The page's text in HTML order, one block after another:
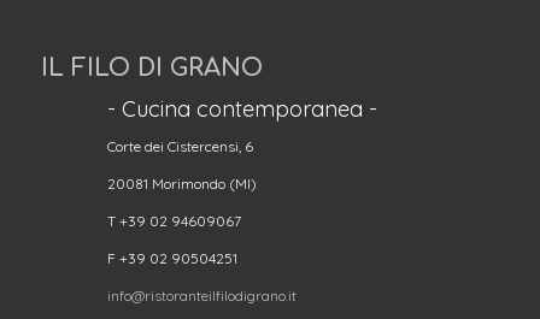
IL FILO DI GRANO
- Cucina contemporanea -
Corte dei Cistercensi, 6
20081 Morimondo (MI)
T +39 02 94609067
F +39 02 90504251
info@ristoranteilfilodigrano.it